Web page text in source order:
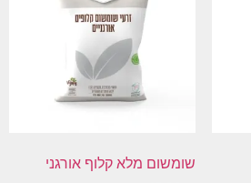
שומשום מלא קלוף אורגני